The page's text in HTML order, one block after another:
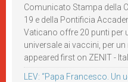
Comunicato Stampa della
19 e della Pontificia
Vaticano offre 20 punti per
universale ai vaccini, per
appeared first on ZENIT -
LEV: “Papa Francesco. Un